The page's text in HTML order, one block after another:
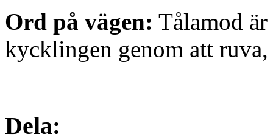
Ord på vägen: Tålamod
kycklingen genom att
Dela: